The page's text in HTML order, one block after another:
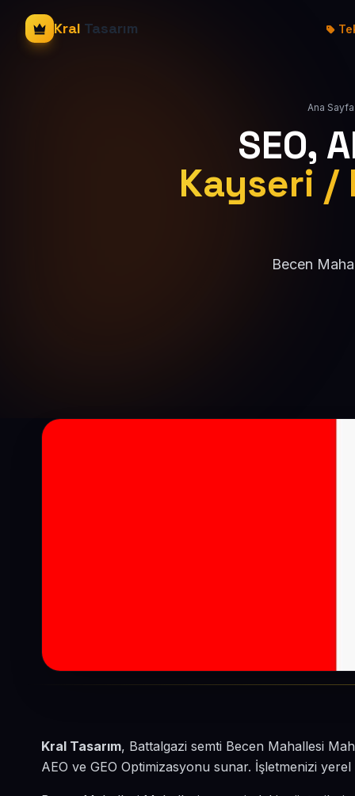
Kral Tasarım
Ana Sayfa
SEO,
Kayseri /
Becen
Kral Tasarım, Battalgazi semti Becen Mahallesi
AEO ve GEO Optimizasyonu sunar. İşletmenizi